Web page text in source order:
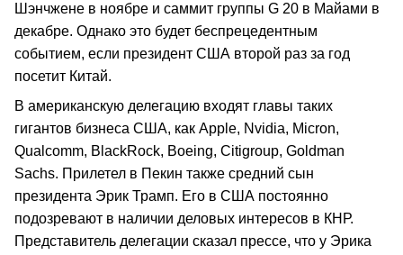
Шэнчжене в ноябре и саммит группы G 20 в Майами в
декабре. Однако это будет беспрецедентным
событием, если президент США второй раз за год
посетит Китай.
В американскую делегацию входят главы таких
гигантов бизнеса США, как Apple, Nvidia, Micron,
Qualcomm, BlackRock, Boeing, Citigroup, Goldman
Sachs. Прилетел в Пекин также средний сын
президента Эрик Трамп. Его в США постоянно
подозревают в наличии деловых интересов в КНР.
Представитель делегации сказал прессе, что у Эрика